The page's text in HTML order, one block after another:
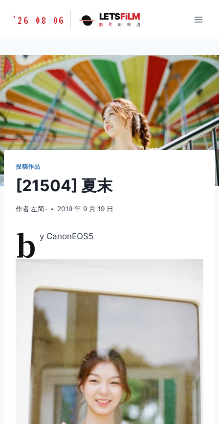
胶
味
道
LETSFILM
'26 08 06 LETSFiLM
胶 片 的 味 道
投稿作品
[21504] 夏末
作者 左简- 2019 年 9 月 19 日
b y CanonEOS5